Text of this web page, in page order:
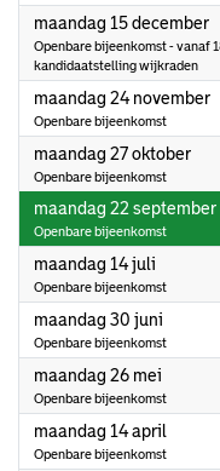
maandag 15 december
Openbare bijeenkomst - vanaf
kandidaatstelling wijkraden
maandag 24 november
Openbare bijeenkomst
maandag 27 oktober2025
Openbare bijeenkomst
maandag 22 september
Openbare bijeenkomst
maandag 14 juli
Openbare bijeenkomst
maandag 30 juni
Openbare bijeenkomst
maandag 26 mei
Openbare bijeenkomst
maandag 14 april
Openbare bijeenkomst